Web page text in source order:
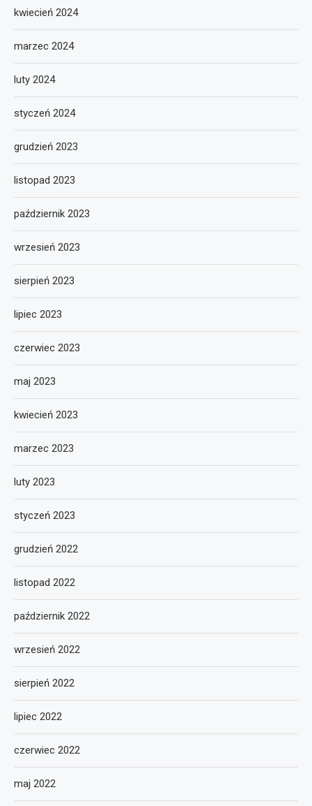
kwiecień 2024
marzec 2024
luty 2024
styczeń 2024
grudzień 2023
listopad 2023
październik 2023
wrzesień 2023
sierpień 2023
lipiec 2023
czerwiec 2023
maj 2023
kwiecień 2023
marzec 2023
luty 2023
styczeń 2023
grudzień 2022
listopad 2022
październik 2022
wrzesień 2022
sierpień 2022
lipiec 2022
czerwiec 2022
maj 2022